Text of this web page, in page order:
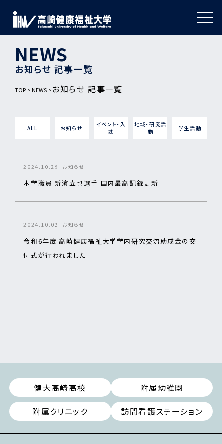
NEWS
お知らせ 記事一覧
TOP NEWS お知らせ 記事一覧
ALL お知らせ
イベント・入
試
地域・研究活
動
学生活動
2024.10.29 お知らせ
本学職員 新濱立也選手 国内最高記録更新
2024.10.02 お知らせ
令和6年度 高崎健康福祉大学学内研究交流助成金の交
付式が行われました
健大高崎高校
附属幼稚園
附属クリニック
訪問看護ステーション